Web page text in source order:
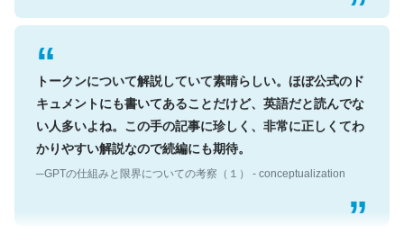
トークンについて解説していて素晴らしい。ほぼ公式のド
キュメントにも書いてあることだけど、英語だと読んでな
い人多いよね。この手の記事に珍しく、非常に正しくてわ
かりやすい解説なので続編にも期待。
─GPTの仕組みと限界についての考察（１） - conceptualization